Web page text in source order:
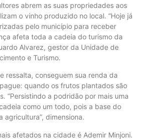
abrem as suas propriedades aos
o vinho produzido no local. “Hoje já
pelo município para receber
afeta toda a cadeia do turismo da
Alvarez, gestor da Unidade de
e Turismo.
ressalta, conseguem sua renda da
quando os frutos plantados são
“Persistindo a podridão por mais uma
como um todo, pois a base do
agricultura”, dimensiona.
afetados na cidade é Ademir Minjoni.